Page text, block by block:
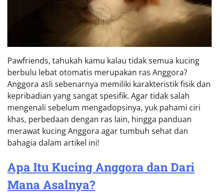
Pawfriends, tahukah kamu kalau tidak semua kucing
berbulu lebat otomatis merupakan ras Anggora?
Anggora asli sebenarnya memiliki karakteristik fisik dan
kepribadian yang sangat spesifik. Agar tidak salah
mengenali sebelum mengadopsinya, yuk pahami ciri
khas, perbedaan dengan ras lain, hingga panduan
merawat kucing Anggora agar tumbuh sehat dan
bahagia dalam artikel ini!
Apa Itu Kucing Anggora dan Dari
Mana Asalnya?